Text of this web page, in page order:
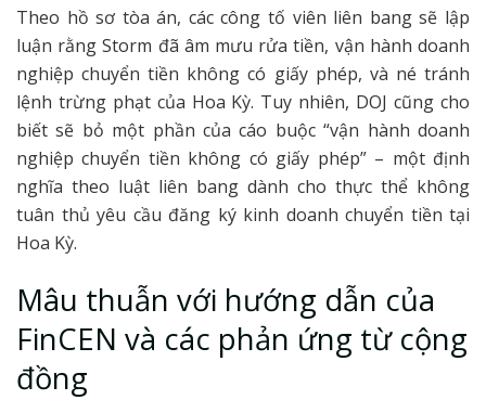
Theo hồ sơ tòa án, các công tố viên liên bang sẽ lập
luận rằng Storm đã âm mưu rửa tiền, vận hành doanh
nghiệp chuyển tiền không có giấy phép, và né tránh
lệnh trừng phạt của Hoa Kỳ. Tuy nhiên, DOJ cũng cho
biết sẽ bỏ một phần của cáo buộc “vận hành doanh
nghiệp chuyển tiền không có giấy phép” – một định
nghĩa theo luật liên bang dành cho thực thể không
tuân thủ yêu cầu đăng ký kinh doanh chuyển tiền tại
Hoa Kỳ.
Mâu thuẫn với hướng dẫn của
FinCEN và các phản ứng từ cộng
đồng